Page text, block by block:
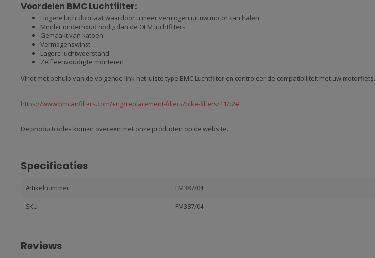
Voordelen BMC Luchtfilter:
Hogere luchtdoorlaat waardoor u meer vermogen uit uw motor kan halen
Minder onderhoud nodig dan de OEM luchtfilters
Gemaakt van katoen
Vermogenswinst
Lagere luchtweerstand
Zelf eenvoudig te monteren
Vindt met behulp van de volgende link het juiste type BMC Luchtfilter en controleer de compatibiliteit met uw motorfiets.
https://www.bmcairfilters.com/eng/replacement-filters/bike-filters/11/c2#
De productcodes komen overeen met onze producten op de website.
Specificaties
Artikelnummer FM387/04
SKU FM387/04
Reviews